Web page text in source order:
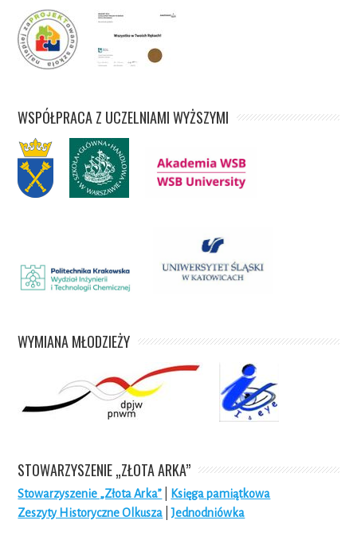
WSPÓŁPRACA Z UCZELNIAMI WYŻSZYMI
WYMIANA MŁODZIEŻY
STOWARZYSZENIE „ZŁOTA ARKA”
Stowarzyszenie „Złota Arka”
Księga pamiątkowa
Zeszyty Historyczne Olkusza |Jednodniówka